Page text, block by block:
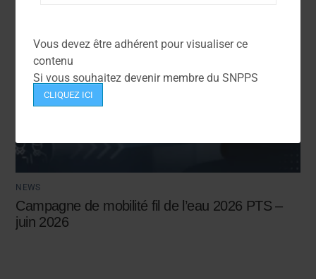
Vous devez être adhérent pour visualiser ce
contenu
Si vous souhaitez devenir membre du SNPPS
CLIQUEZ ICI
NEWS
Campagne de mobilité fil de l’eau 2026 PTS –
juin 2026